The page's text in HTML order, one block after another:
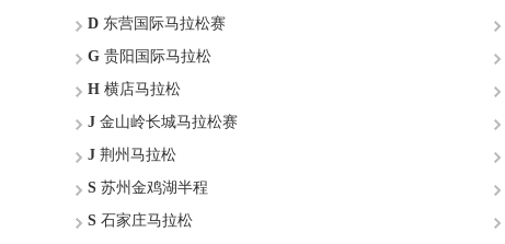
D东营国际马拉松赛
G贵阳国际马拉松
H横店马拉松
J金山岭长城马拉松赛
J荆州马拉松
S苏州金鸡湖半程
S石家庄马拉松